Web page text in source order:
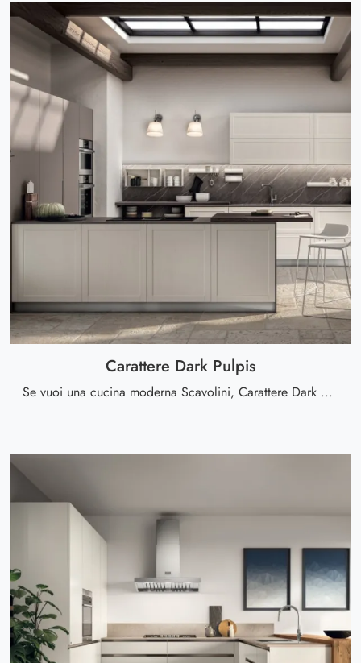
Carattere Dark Pulpis
Se vuoi una cucina moderna Scavolini, Carattere Dark Pulpis in laccato opaco ti sta aspettando nel nostro negozio di Cucine Moderne con penisola.